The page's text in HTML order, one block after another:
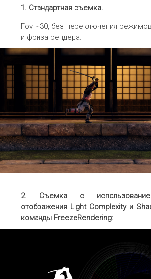
1. Стандартная съемка.
Fov ~30, без переключения
и фриза рендера.
2. Съемка с
отображения Light Complexityи
команды FreezeRendering: